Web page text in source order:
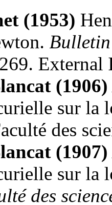
(1953)
.
.
(1906)
sur la
des
(1907)
sur la
des